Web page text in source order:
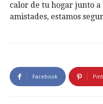
calor de tu hogar junto a
amistades, estamos
Facebook